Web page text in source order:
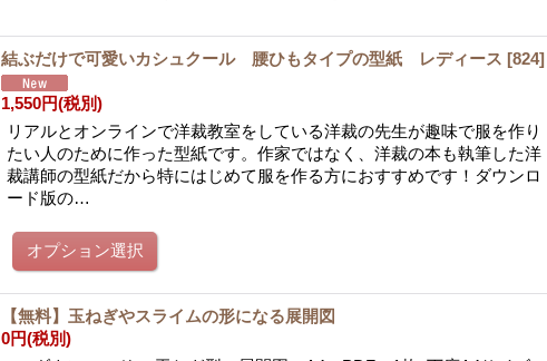
結ぶだけで可愛いカシュクール 腰ひもタイプの型紙 レディース [824]
1,550円(税別)
リアルとオンラインで洋裁教室をしている洋裁の先生が趣味で服を作り
たい人のために作った型紙です。作家ではなく、洋裁の本も執筆した洋
裁講師の型紙だから特にはじめて服を作る方におすすめです！ダウンロ
ード版の…
【無料】玉ねぎやスライムの形になる展開図
0円(税別)